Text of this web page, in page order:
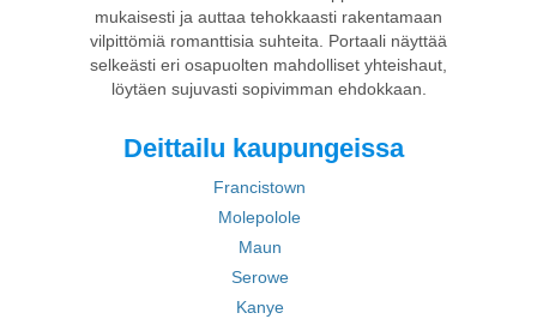
mukaisesti ja auttaa tehokkaasti rakentamaan
vilpittömiä romanttisia suhteita. Portaali näyttää
selkeästi eri osapuolten mahdolliset yhteishaut,
löytäen sujuvasti sopivimman ehdokkaan.
Deittailu kaupungeissa
Francistown
Molepolole
Maun
Serowe
Kanye